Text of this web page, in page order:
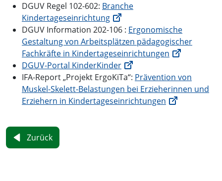
DGUV Regel 102-602: Branche
Kindertageseinrichtung
DGUV Information 202-106 : Ergonomische
Gestaltung von Arbeitsplätzen pädagogischer
Fachkräfte in Kindertageseinrichtungen
DGUV-Portal KinderKinder
IFA-Report „Projekt ErgoKiTa“: Prävention von
Muskel-Skelett-Belastungen bei Erzieherinnen und
Erziehern in Kindertageseinrichtungen
Zurück